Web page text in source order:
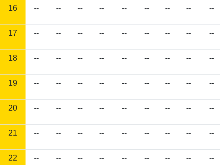
16 -- -- -- -- -- -- -- -- --
17 -- -- -- -- -- -- -- -- --
18 -- -- -- -- -- -- -- -- --
19 -- -- -- -- -- -- -- -- --
20 -- -- -- -- -- -- -- -- --
21 -- -- -- -- -- -- -- -- --
22 -- -- -- -- -- -- -- -- --